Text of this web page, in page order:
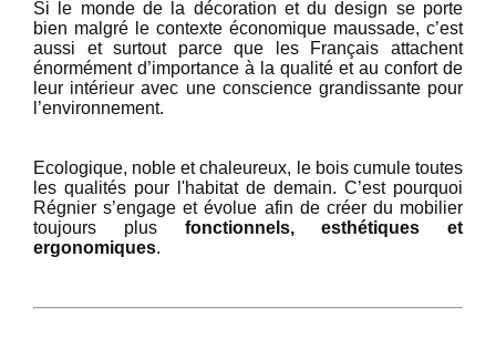
Si le monde de la décoration et du design se porte
bien malgré le contexte économique maussade, c’est
aussi et surtout parce que les Français attachent
énormément d’importance à la qualité et au confort de
leur intérieur avec une conscience grandissante pour
l’environnement.
Ecologique, noble et chaleureux, le bois cumule toutes
les qualités pour l'habitat de demain. C’est pourquoi
Régnier s’engage et évolue afin de créer du mobilier
toujours plus fonctionnels, esthétiques et
ergonomiques.